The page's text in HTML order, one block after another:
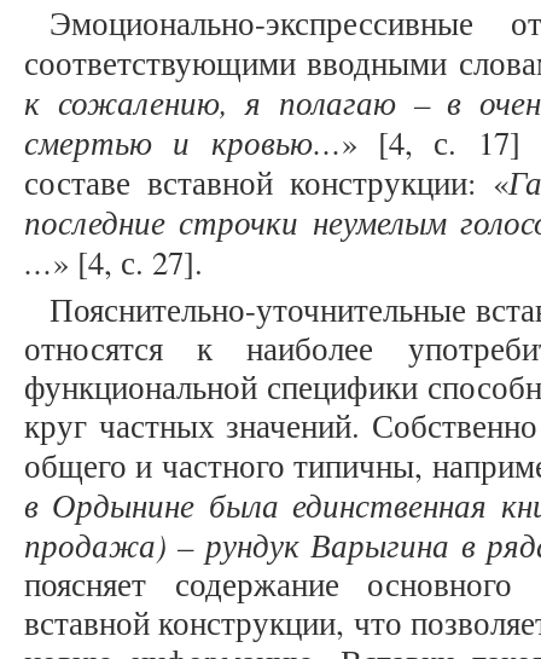
Эмоционально-экспрессивные
соответствующими вводными
к сожалению, я полагаю – в
смертью и кровью…» [4, с. 17]
составе вставной конструкции: «
последние строчки неумелым
…» [4, с. 27].
Пояснительно-уточнительные
относятся к наиболее
функциональной специфики
круг частных значений.
общего и частного типичны,
в Ордынине была единственная
продажа) – рундук Варыгина в
поясняет содержание
вставной конструкции, что